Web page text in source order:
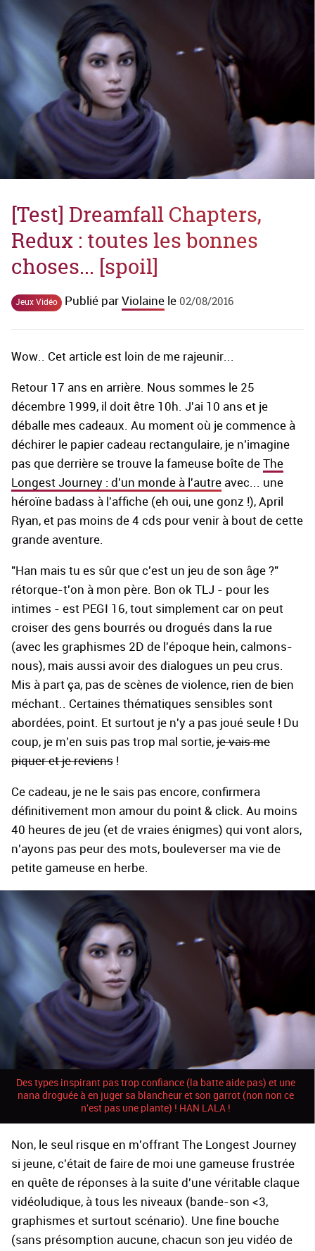
[Test] Dreamfall Chapters,
Redux : toutes les bonnes
choses... [spoil]
Jeux Vidéo Publié par Violaine le 02/08/2016
Wow.. Cet article est loin de me rajeunir...
Retour 17 ans en arrière. Nous sommes le 25
décembre 1999, il doit être 10h. J'ai 10 ans et je
déballe mes cadeaux. Au moment où je commence à
déchirer le papier cadeau rectangulaire, je n'imagine
pas que derrière se trouve la fameuse boîte de The
Longest Journey : d'un monde à l'autre avec... une
héroïne badass à l'affiche (eh oui, une gonz !), April
Ryan, et pas moins de 4 cds pour venir à bout de cette
grande aventure.
"Han mais tu es sûr que c'est un jeu de son âge ?"
rétorque-t'on à mon père. Bon ok TLJ - pour les
intimes - est PEGI 16, tout simplement car on peut
croiser des gens bourrés ou drogués dans la rue
(avec les graphismes 2D de l'époque hein, calmons-
nous), mais aussi avoir des dialogues un peu crus.
Mis à part ça, pas de scènes de violence, rien de bien
méchant.. Certaines thématiques sensibles sont
abordées, point. Et surtout je n'y a pas joué seule ! Du
coup, je m'en suis pas trop mal sortie, je vais me
piquer et je reviens !
Ce cadeau, je ne le sais pas encore, confirmera
définitivement mon amour du point & click. Au moins
40 heures de jeu (et de vraies énigmes) qui vont alors,
n'ayons pas peur des mots, bouleverser ma vie de
petite gameuse en herbe.
Des types inspirant pas trop confiance (la batte aide pas) et une
nana droguée à en juger sa blancheur et son garrot (non non ce
n'est pas une plante) ! HAN LALA !
Non, le seul risque en m'offrant The Longest Journey
si jeune, c'était de faire de moi une gameuse frustrée
en quête de réponses à la suite d'une véritable claque
vidéoludique, à tous les niveaux (bande-son <3,
graphismes et surtout scénario). Une fine bouche
(sans présomption aucune, chacun son jeu vidéo de